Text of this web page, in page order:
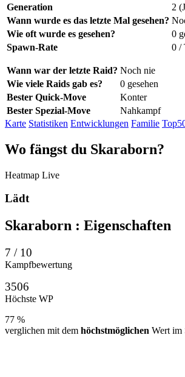
Generation
2
Wann wurde es das letzte Mal gesehen?
Wie oft wurde es gesehen?
0
Spawn-Rate
0 /
Wann war der letzte Raid? Noch nie
Wie viele Raids gab es?
0 gesehen
Bester Quick-Move
Konter
Bester Spezial-Move
Nahkampf
Karte Statistiken Entwicklungen Familie
Wo fängst du Skaraborn?
Heatmap Live
Lädt
Skaraborn : Eigenschaften
7 / 10
Kampfbewertung
3506
Höchste WP
77 %
verglichen mit dem höchstmöglichen Wert im